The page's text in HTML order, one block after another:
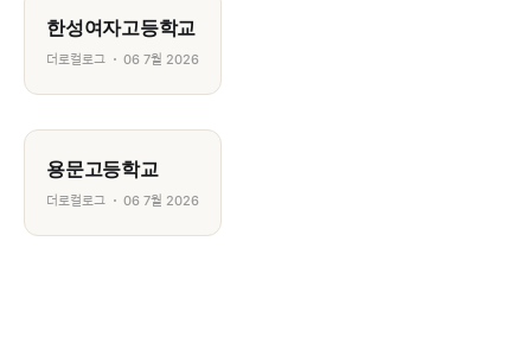
한성여자고등학교
더로컬로그 06 7월 2026
용문고등학교
더로컬로그 06 7월 2026